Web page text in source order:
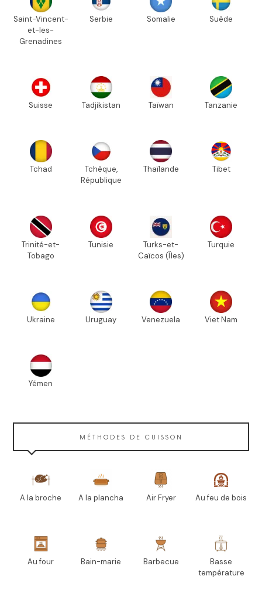
Saint-Vincent-
et-les-
Grenadines
Serbie Somalie Suède
Suisse Tadjikistan Taïwan Tanzanie
Tchad
Tchèque,
République
Thaïlande Tibet
Trinité-et-
Tobago
Tunisie
Turks-et-
Caïcos (Îles)
Turquie
Ukraine Uruguay Venezuela Viet Nam
Yémen
MÉTHODES DE CUISSON
A la broche A la plancha Air Fryer Au feu de bois
Au four Bain-marie Barbecue
Basse
température